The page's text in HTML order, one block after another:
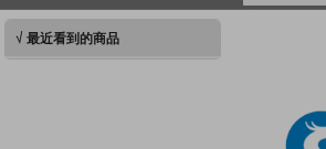
√ 最近看到的商品